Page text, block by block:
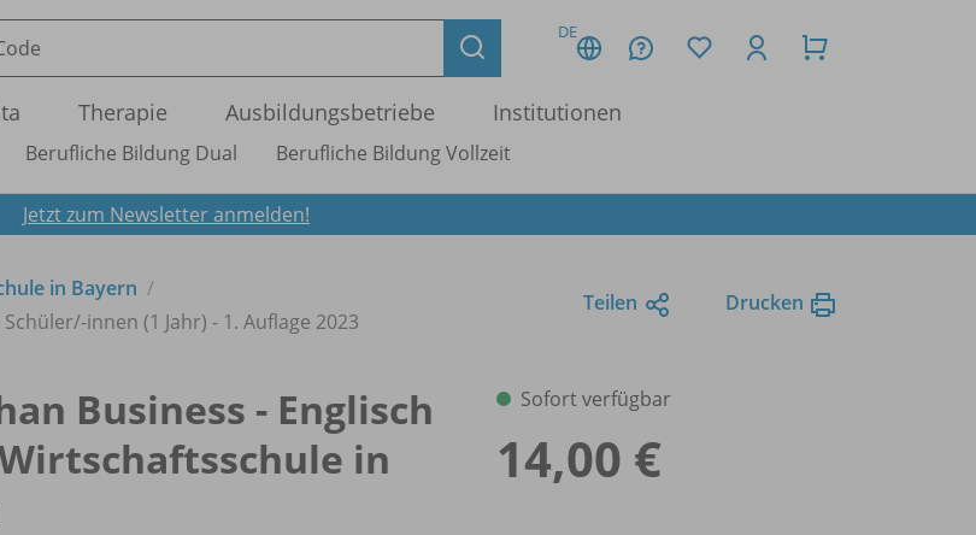
DE
Therapie Ausbildungsbetriebe Institutionen
Berufliche Bildung Dual Berufliche Bildung Vollzeit
Jetzt zum Newsletter anmelden!
in Bayern
Schüler/-innen (1 Jahr) - 1. Auflage 2023
Teilen Drucken
Business - Englisch
in
Sofort verfügbar
14,00 €